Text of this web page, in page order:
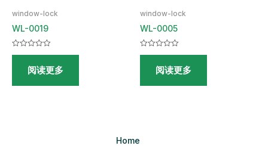
window-lock
WL-0019
评
&sol;阅读更多
window-lock
WL-0005
评
&sol;阅读更多
Home